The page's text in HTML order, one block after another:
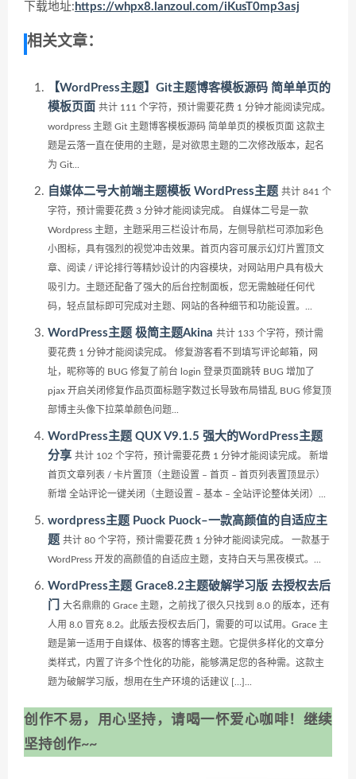
下载地址: https://whpx8.lanzoul.com/iKusT0mp3asj
相关文章：
【WordPress主题】Git主题博客模板源码 简单单页的
模板页面 共计 111 个字符，预计需要花费 1 分钟才能阅读完成。
wordpress 主题 Git 主题博客模板源码 简单单页的模板页面 这款主
题是云落一直在使用的主题，是对欲思主题的二次修改版本，起名
为 Git...
自媒体二号大前端主题模板 WordPress主题 共计 841 个
字符，预计需要花费 3 分钟才能阅读完成。 自媒体二号是一款
Wordpress 主题，主题采用三栏设计布局，左侧导航栏可添加彩色
小图标，具有强烈的视觉冲击效果。首页内容可展示幻灯片置顶文
章、阅读 / 评论排行等精妙设计的内容模块，对网站用户具有极大
吸引力。主题还配备了强大的后台控制面板，您无需触碰任何代
码，轻点鼠标即可完成对主题、网站的各种细节和功能设置。...
WordPress主题 极简主题Akina 共计 133 个字符，预计需
要花费 1 分钟才能阅读完成。 修复游客看不到填写评论邮箱，网
址，昵称等的 BUG 修复了前台 login 登录页面跳转 BUG 增加了
pjax 开启关闭修复作品页面标题字数过长导致布局错乱 BUG 修复顶
部博主头像下拉菜单颜色问题...
WordPress主题 QUX V9.1.5 强大的WordPress主题
分享 共计 102 个字符，预计需要花费 1 分钟才能阅读完成。 新增
首页文章列表 / 卡片置顶（主题设置 – 首页 – 首页列表置顶显示）
新增 全站评论一键关闭（主题设置 – 基本 – 全站评论整体关闭）...
wordpress主题 Puock Puock–一款高颜值的自适应主
题 共计 80 个字符，预计需要花费 1 分钟才能阅读完成。 一款基于
WordPress 开发的高颜值的自适应主题，支持白天与黑夜模式。...
WordPress主题 Grace8.2主题破解学习版 去授权去后
门
大名鼎鼎的 Grace 主题，之前找了很久只找到 8.0 的版本，还有
人用 8.0 冒充 8.2。此版去授权去后门，需要的可以试用。Grace 主
题是第一适用于自媒体、极客的博客主题。它提供多样化的文章分
类样式，内置了许多个性化的功能，能够满足您的各种需。这款主
题为破解学习版，想用在生产环境的话建议 […]...
创作不易，用心坚持，请喝一怀爱心咖啡！继续
坚持创作~~